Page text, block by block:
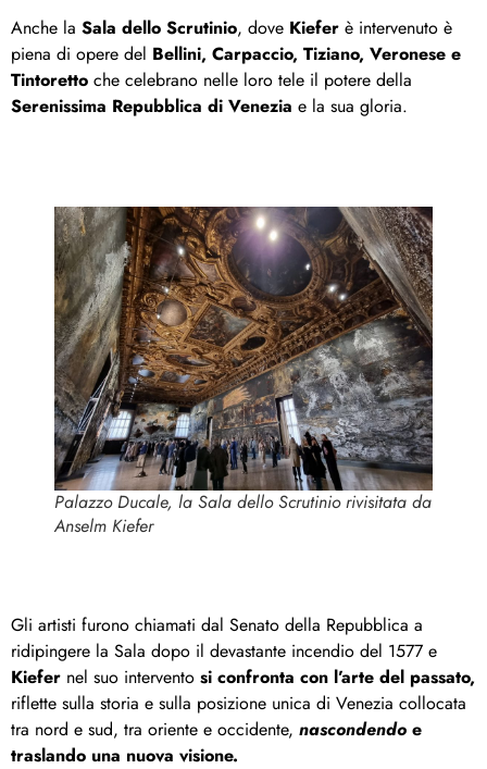
Anche la Sala dello Scrutinio, dove Kiefer è intervenuto è
piena di opere del Bellini, Carpaccio, Tiziano, Veronese e
Tintoretto che celebrano nelle loro tele il potere della
Serenissima Repubblica di Venezia e la sua gloria.
Palazzo Ducale, la Sala dello Scrutinio rivisitata da
Anselm Kiefer
Gli artisti furono chiamati dal Senato della Repubblica a
ridipingere la Sala dopo il devastante incendio del 1577 e
Kiefer nel suo intervento si confronta con l’arte del passato,
riflette sulla storia e sulla posizione unica di Venezia collocata
tra nord e sud, tra oriente e occidente, nascondendo e
traslando una nuova visione.